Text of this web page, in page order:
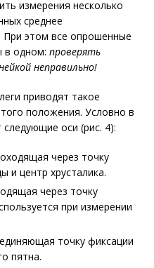
измерения несколько
среднее
При этом все опрошенные
в одном: проверять
неправильно!
приводят такое
положения. Условно в
оси (рис. 4):
через точку
и центр хрусталика.
через точку
при измерении
точку фиксации
пятна.